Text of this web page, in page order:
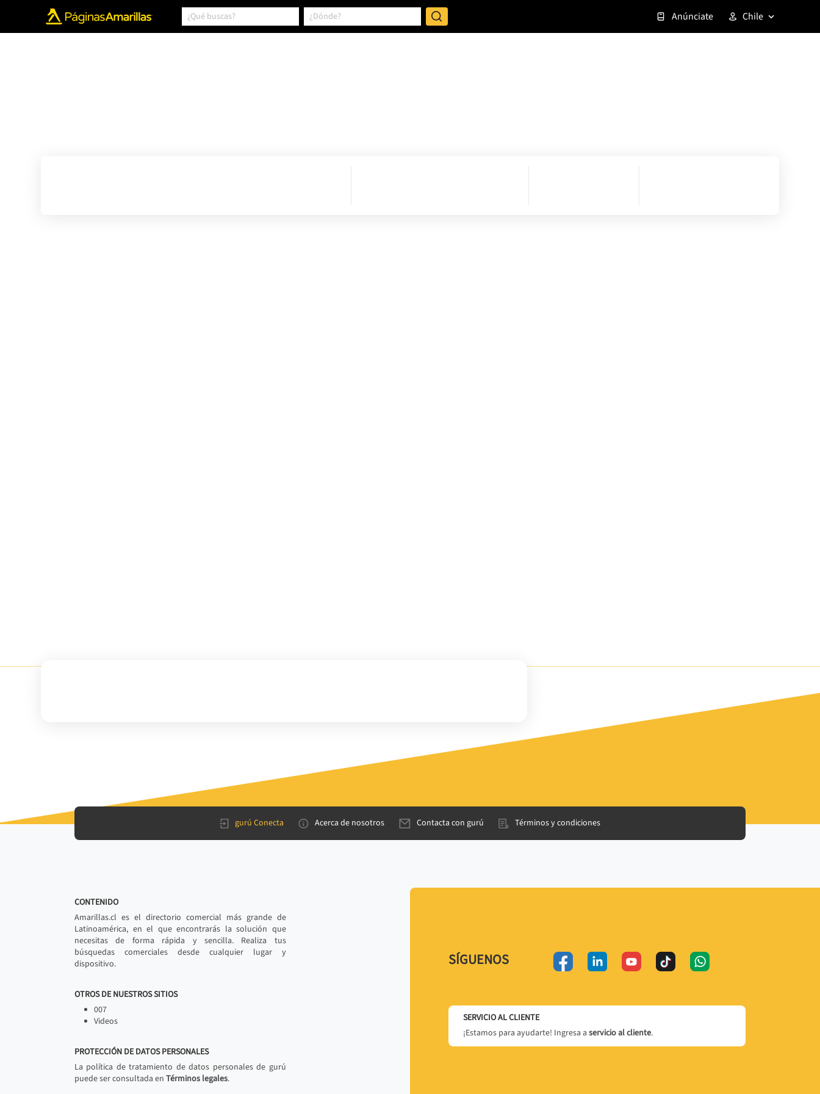
Anúnciate Chile
gurú Conecta Acerca de nosotros Contacta con gurú Términos y condiciones
CONTENIDO
Amarillas.cl es el directorio comercial más grande de
Latinoamérica, en el que encontrarás la solución que
necesitas de forma rápida y sencilla. Realiza tus
búsquedas comerciales desde cualquier lugar y
dispositivo.
OTROS DE NUESTROS SITIOS
007
Videos
PROTECCIÓN DE DATOS PERSONALES
La política de tratamiento de datos personales de gurú
puede ser consultada en Términos legales.
SÍGUENOS
SERVICIO AL CLIENTE
¡Estamos para ayudarte! Ingresa a servicio al cliente.